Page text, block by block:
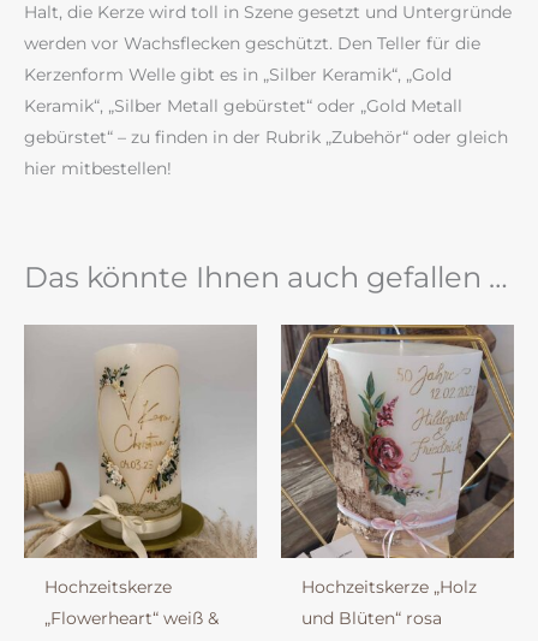
Halt, die Kerze wird toll in Szene gesetzt und Untergründe
werden vor Wachsflecken geschützt. Den Teller für die
Kerzenform Welle gibt es in „Silber Keramik“, „Gold
Keramik“, „Silber Metall gebürstet“ oder „Gold Metall
gebürstet“ – zu finden in der Rubrik „Zubehör“ oder gleich
hier mitbestellen!
Das könnte Ihnen auch gefallen …
Hochzeitskerze
„Flowerheart“ weiß &
Hochzeitskerze „Holz
und Blüten“ rosa